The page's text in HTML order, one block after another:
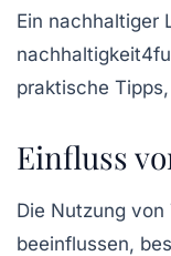
Ein nachhaltiger
praktische
Einfluss
Die Nutzung von
beeinflussen,